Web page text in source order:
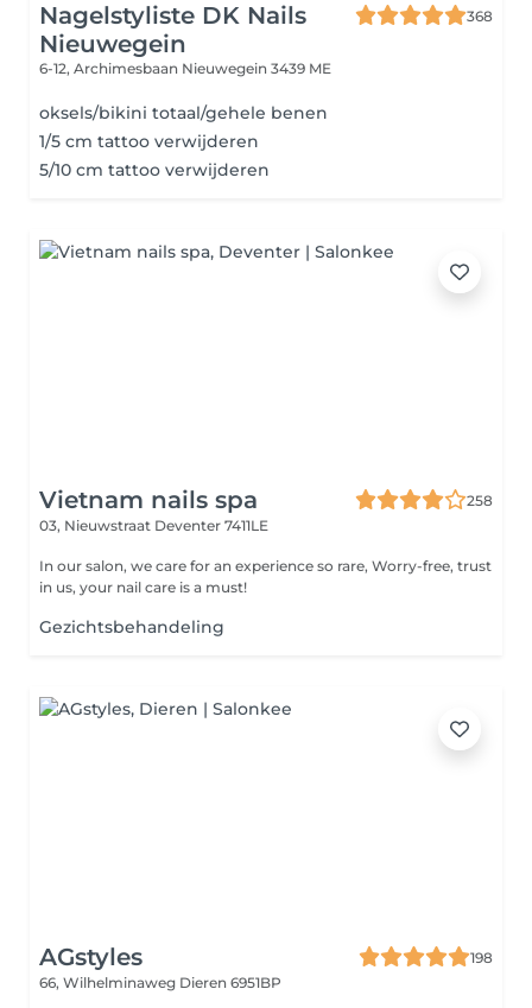
Nagelstyliste DK Nails
Nieuwegein
368
6-12, Archimesbaan Nieuwegein 3439 ME
oksels/bikini totaal/gehele benen
1/5 cm tattoo verwijderen
5/10 cm tattoo verwijderen
Vietnam nails spa
258
03, Nieuwstraat Deventer 7411LE
In our salon, we care for an experience so rare, Worry-free, trust
in us, your nail care is a must!
Gezichtsbehandeling
AGstyles
198
66, Wilhelminaweg Dieren 6951BP